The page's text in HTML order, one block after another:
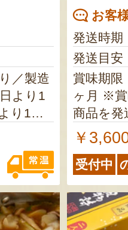
／製造
り6ヶ
お客
発送時期
発送目安
賞味期限
ヶ月 ※賞味期限が4ヶ月以上の
商品を発
￥
受付中